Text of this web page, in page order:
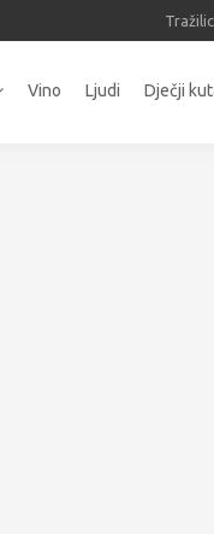
Vino Ljudi Dječji